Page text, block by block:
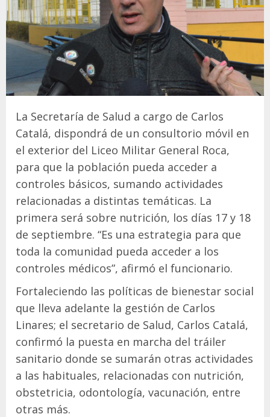
La Secretaría de Salud a cargo de Carlos
Catalá, dispondrá de un consultorio móvil en
el exterior del Liceo Militar General Roca,
para que la población pueda acceder a
controles básicos, sumando actividades
relacionadas a distintas temáticas. La
primera será sobre nutrición, los días 17 y 18
de septiembre. “Es una estrategia para que
toda la comunidad pueda acceder a los
controles médicos”, afirmó el funcionario.
Fortaleciendo las políticas de bienestar social
que lleva adelante la gestión de Carlos
Linares; el secretario de Salud, Carlos Catalá,
confirmó la puesta en marcha del tráiler
sanitario donde se sumarán otras actividades
a las habituales, relacionadas con nutrición,
obstetricia, odontología, vacunación, entre
otras más.